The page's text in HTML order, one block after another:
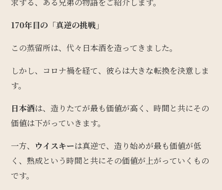
170年目の「真逆の挑戦」
この蒸留所は、代々日本酒を造ってきました。
しかし、コロナ禍を経て、彼らは大きな転換を決意しま
す。
日本酒は、造りたてが最も価値が高く、時間と共にその
価値は下がっていきます。
一方、 ウイスキーは真逆で、造り始めが最も価値が低
く、熟成という時間と共にその価値が上がっていくもの
です。